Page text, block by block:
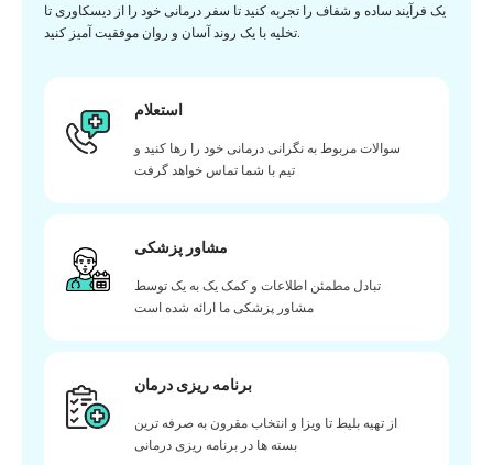
یک فرآیند ساده و شفاف را تجربه کنید تا سفر درمانی خود را از دیسکاوری تا
تخلیه با یک روند آسان و روان موفقیت آمیز کنید.
استعلام
سوالات مربوط به نگرانی درمانی خود را رها کنید و
تیم با شما تماس خواهد گرفت
مشاور پزشکی
تبادل مطمئن اطلاعات و کمک یک به یک توسط
مشاور پزشکی ما ارائه شده است
برنامه ریزی درمان
از تهیه بلیط تا ویزا و انتخاب مقرون به صرفه ترین
بسته ها در برنامه ریزی درمانی